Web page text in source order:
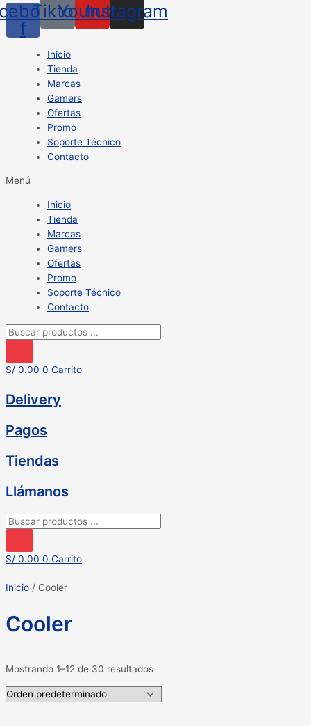
f
TiktokYoutube
Instagram
Inicio
Tienda
Marcas
Gamers
Ofertas
Promo
Soporte Técnico
Contacto
Menú
Inicio
Tienda
Marcas
Gamers
Ofertas
Promo
Soporte Técnico
Contacto
Búsqueda
productos
S/ 0.00 0 Carrito
Delivery
Pagos
Tiendas
Llámanos
Búsqueda
productos
S/ 0.00 0 Carrito
Inicio / Cooler
Cooler
Mostrando 1–12 de 30 resultados